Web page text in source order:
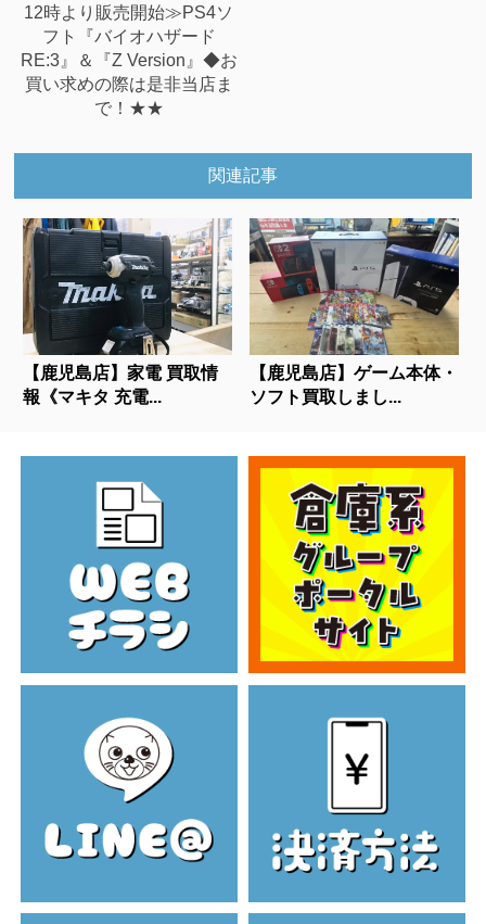
12時より販売開始≫PS4ソ
フト『バイオハザード
RE:3』＆『Z Version』◆お
買い求めの際は是非当店ま
で！★★
関連記事
【鹿児島店】家電 買取情
報《マキタ 充電...
【鹿児島店】ゲーム本体・
ソフト買取しまし...